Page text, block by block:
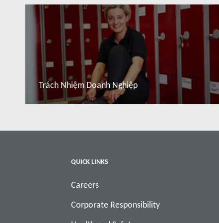
Trách Nhiệm Doanh Nghiệp
QUICK LINKS
Careers
Corporate Responsibility